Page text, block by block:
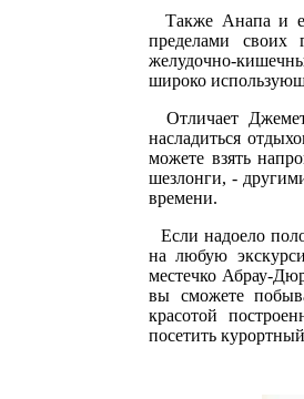
Также Анапа и
пределами своих
желудочно-
широко
Отличает
насладиться
можете взять
шезлонги, -
времени.
Если надоело
на любую
местечко Абрау-
вы сможете
красотой
посетить